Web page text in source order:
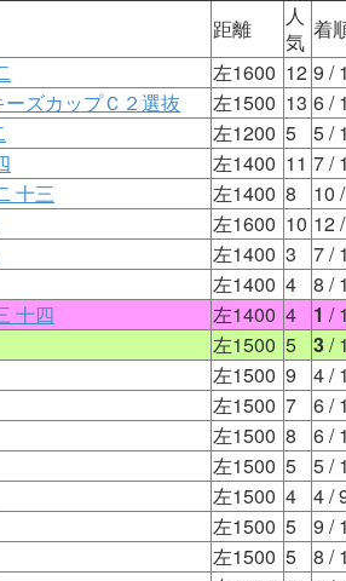
距離
人
気 着
左1600 12 9 /
ズカップＣ２選抜 左1500 13 6/
左1200 5 5/
左1400 11 7/
十三 左1400 8 10
左1600 10 12
左1400 3 7/
左1400 4 8 /
十四 左1400 4 1 /
左1500 5 3/
左1500 9 4/
左1500 7 6/
左1500 8 6/
左1500 5 5/
左1500 4 4/
左1500 5 9 /
左1500 5 8 /